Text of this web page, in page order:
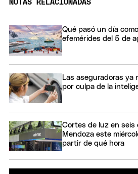
NOTAS RELACIONADAS
Qué pasó un día
efemérides del 5 de
Las aseguradoras ya
por culpa de la
Cortes de luz en seis
Mendoza este
partir de qué hora